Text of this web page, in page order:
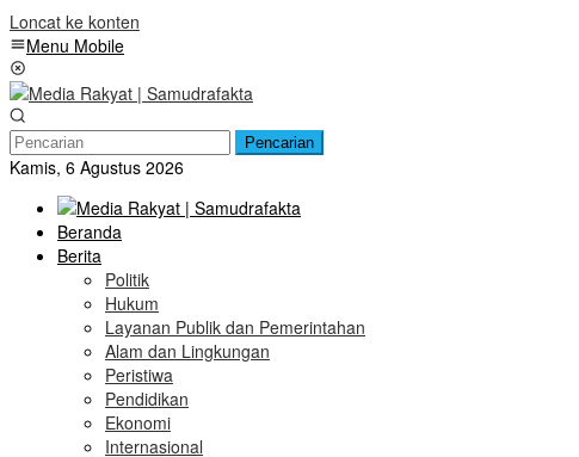
Loncat ke konten
Menu Mobile
Pencarian
Kamis, 6 Agustus 2026
Beranda
Berita
Politik
Hukum
Layanan Publik dan Pemerintahan
Alam dan Lingkungan
Peristiwa
Pendidikan
Ekonomi
Internasional